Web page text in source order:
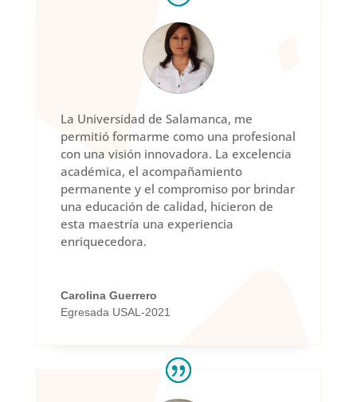
La Universidad de Salamanca, me
permitió formarme como una profesional
con una visión innovadora. La excelencia
académica, el acompañamiento
permanente y el compromiso por brindar
una educación de calidad, hicieron de
esta maestría una experiencia
enriquecedora.
Carolina Guerrero
Egresada USAL-2021